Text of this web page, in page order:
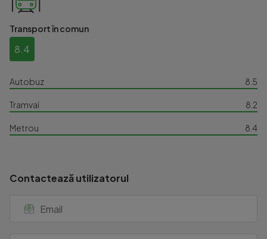
Transport în comun
8.4
Autobuz 8.5
Tramvai 8.2
Metrou 8.4
Contactează utilizatorul